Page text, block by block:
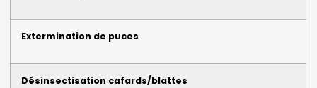
Extermination de puces
Désinsectisation cafards/blattes